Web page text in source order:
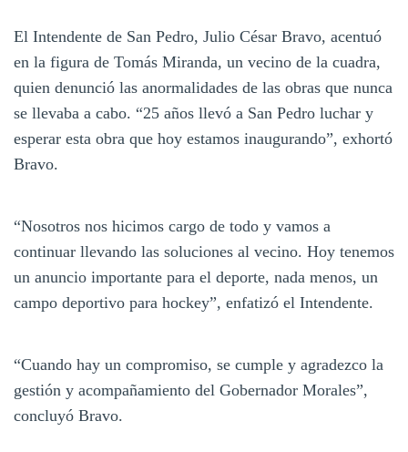
El Intendente de San Pedro, Julio César Bravo, acentuó
en la figura de Tomás Miranda, un vecino de la cuadra,
quien denunció las anormalidades de las obras que nunca
se llevaba a cabo. “25 años llevó a San Pedro luchar y
esperar esta obra que hoy estamos inaugurando”, exhortó
Bravo.
“Nosotros nos hicimos cargo de todo y vamos a
continuar llevando las soluciones al vecino. Hoy tenemos
un anuncio importante para el deporte, nada menos, un
campo deportivo para hockey”, enfatizó el Intendente.
“Cuando hay un compromiso, se cumple y agradezco la
gestión y acompañamiento del Gobernador Morales”,
concluyó Bravo.